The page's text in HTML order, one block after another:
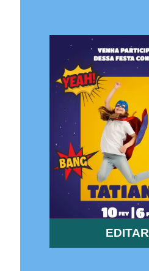
EDITAR